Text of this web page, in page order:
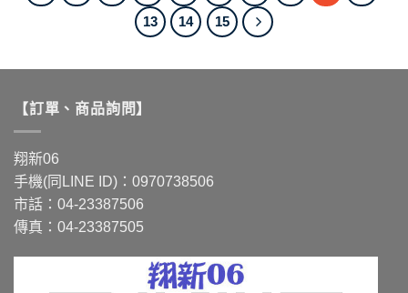
可
在
產
品
頁
面
選
擇
多
種
頁
項
13
14 15
【訂單、商品詢問】
翔新06
手機(同LINE ID)：0970738506
市話：04-23387506
傳真：04-23387505